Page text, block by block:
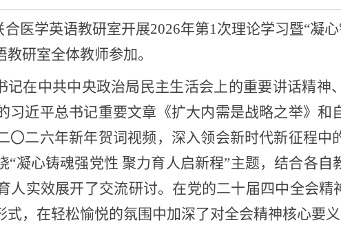
医学英语教研室开展2026年第1次理论学习暨“凝
研室全体教师参加。
在中共中央政治局民主生活会上的重要讲话精神
习近平总书记重要文章《扩大内需是战略之举》和
〇二六年新年贺词视频，深入领会新时代新征程中
凝心铸魂强党性 聚力育人启新程”主题，结合各自
人实效展开了交流研讨。在党的二十届四中全会精
，在轻松愉悦的氛围中加深了对全会精神核心要义